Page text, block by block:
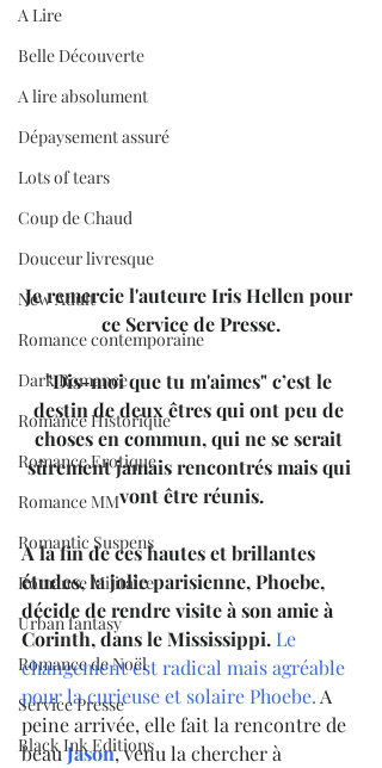
A Lire
Belle Découverte
A lire absolument
Dépaysement assuré
Lots of tears
Coup de Chaud
Douceur livresque
New Adult
Romance contemporaine
Dark Romance
Romance Historique
Romance Erotique
Romance MM
Romantic Suspens
Romance Militaire
Urban fantasy
Romance de Noël
Service Presse
Black Ink Editions
Je remercie l'auteure Iris Hellen pour
ce Service de Presse.
"Dis-moi que tu m'aimes" c’est le
destin de deux êtres qui ont peu de
choses en commun, qui ne se serait
sûrement jamais rencontrés mais qui
vont être réunis.
A la fin de ces hautes et brillantes
études, la jolie parisienne, Phoebe,
décide de rendre visite à son amie à
Corinth, dans le Mississippi. Le
changement est radical mais agréable
pour la curieuse et solaire Phoebe. A
peine arrivée, elle fait la rencontre de
beau Jason, venu la chercher à